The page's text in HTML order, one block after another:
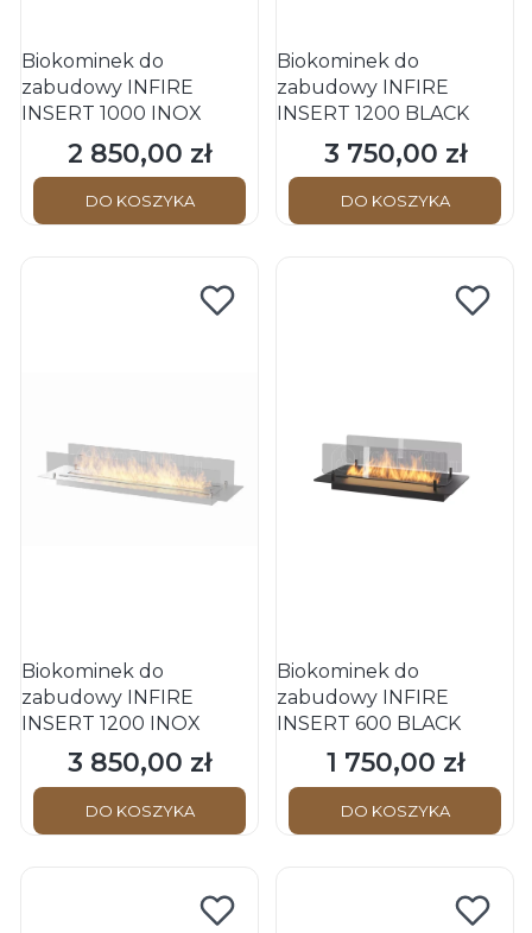
Biokominek do
zabudowy INFIRE
INSERT 1000 INOX
Cena
2 850,00 zł
DO KOSZYKA
Biokominek do
zabudowy INFIRE
INSERT 1200 BLACK
Cena
3 750,00 zł
DO KOSZYKA
Biokominek do
zabudowy INFIRE
INSERT 1200 INOX
Cena
3 850,00 zł
DO KOSZYKA
Biokominek do
zabudowy INFIRE
INSERT 600 BLACK
Cena
1 750,00 zł
DO KOSZYKA